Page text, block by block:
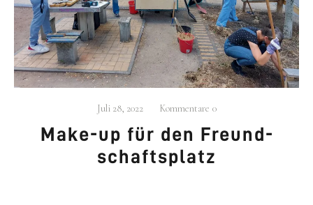
AG.URBANbeschäf­tigt sich mit der Ent­wick­lung neu­
er Stra­te­gien für den städ­ti­schen Raum, Wohn­for­
men und Betei­li­gungs­pro­zes­sen.
Mehr…
Juli 28, 2022 Kommentare 0
Make-up für den Freund­
schafts­platz